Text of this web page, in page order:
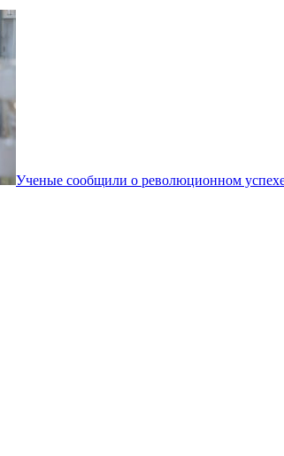
Ученые сообщили о революционном